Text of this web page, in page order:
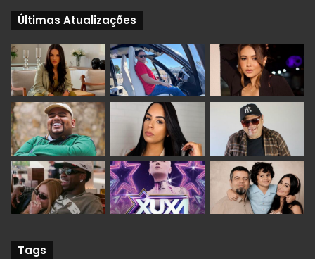
Últimas Atualizações
Tags